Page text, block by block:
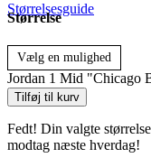
Størrelsesguide
Størrelse
Vælg en mulighed
Jordan 1 Mid "Chicago
Tilføj til kurv
Fedt! Din valgte
modtag næste hverdag!